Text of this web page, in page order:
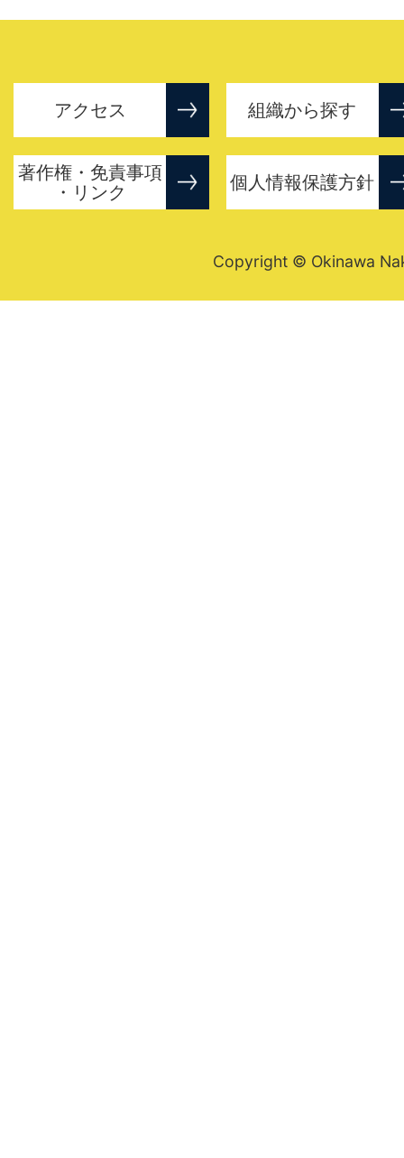
アクセス 組織から探す
著作権・免責事項
・リンク
個人情報保護方針
Copyright © Okinawa